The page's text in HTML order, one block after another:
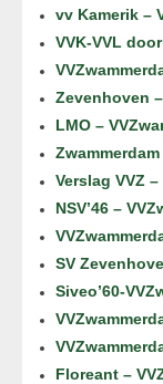
vv Kamerik –
VVK-VVL
Zevenhoven
LMO –
Verslag VVZ –
NSV’46 –
SV
Siveo’60-
Floreant –